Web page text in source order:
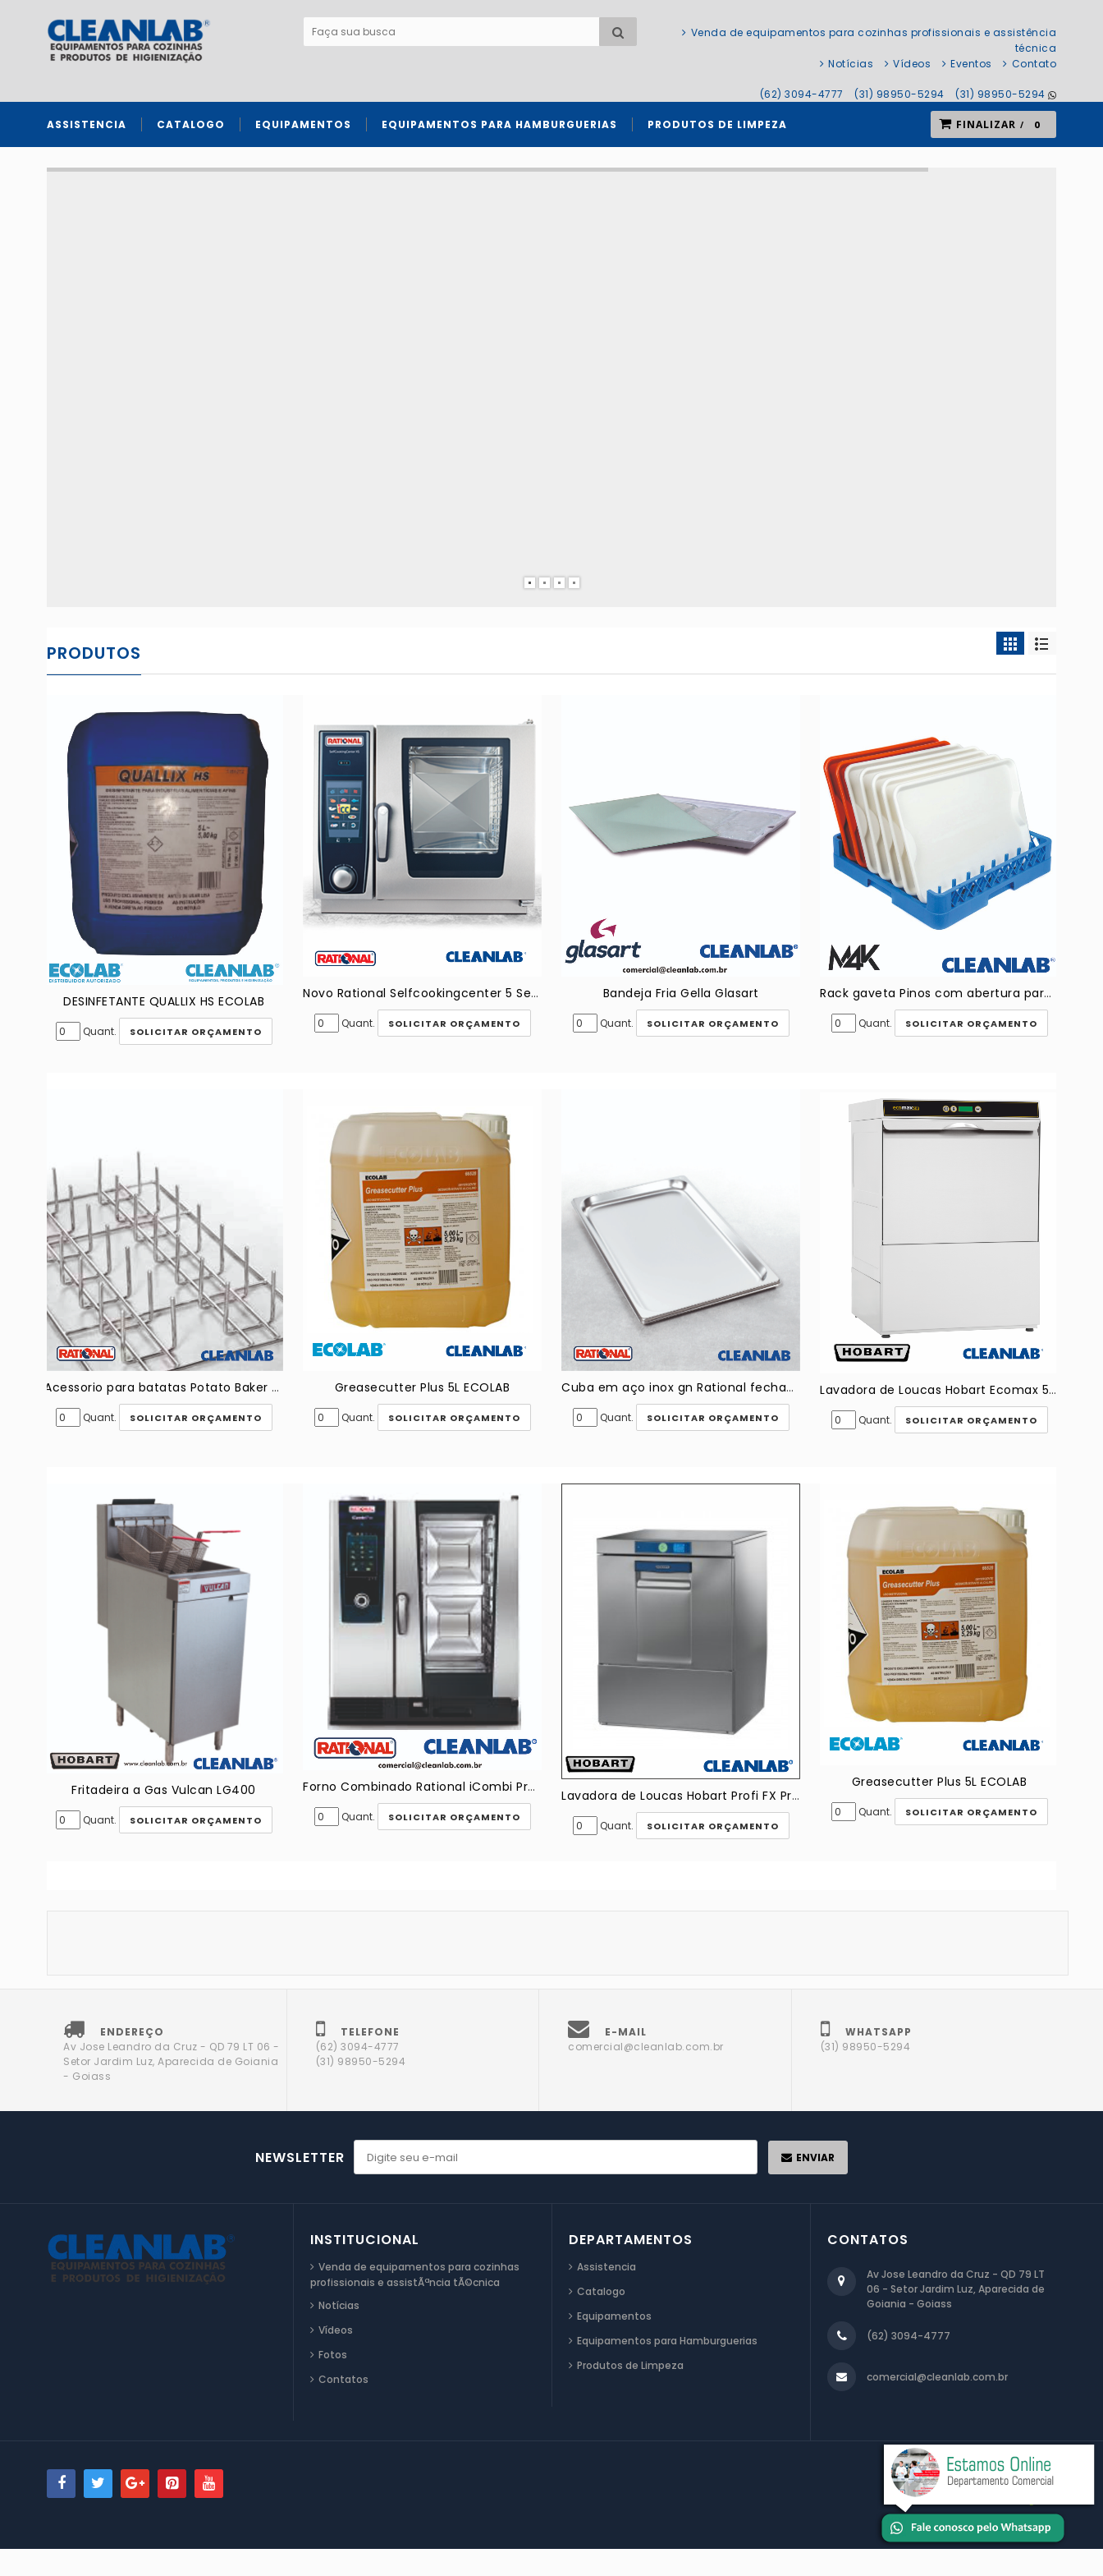
Venda de equipamentos para cozinhas profissionais e assistência
técnica
Notícias
Vídeos Eventos Contato
(62) 3094-4777 (31) 98950-5294 (31) 98950-5294
ASSISTENCIA CATALOGO EQUIPAMENTOS EQUIPAMENTOS PARA HAMBURGUERIAS PRODUTOS DE LIMPEZA FINALIZAR 0
PRODUTOS
DESINFETANTE QUALLIX HS ECOLAB
Quant. SOLICITAR ORÇAMENTO
Novo Rational Selfcookingcenter 5 Senses xs
Quant. SOLICITAR ORÇAMENTO
Bandeja Fria Gella Glasart
Quant. SOLICITAR ORÇAMENTO
Rack gaveta Pinos com abertura para bandejas Lateral M4K STD
Quant. SOLICITAR ORÇAMENTO
Acessorio para batatas Potato Baker Rational
Quant. SOLICITAR ORÇAMENTO
Greasecutter Plus 5L ECOLAB
Quant. SOLICITAR ORÇAMENTO
Cuba em aço inox gn Rational fechadas ou perfuradas
Quant. SOLICITAR ORÇAMENTO
Lavadora de Loucas Hobart Ecomax 503
Quant. SOLICITAR ORÇAMENTO
Fritadeira a Gas Vulcan LG400
Quant. SOLICITAR ORÇAMENTO
Forno Combinado Rational iCombi Pro 10 gns
Quant. SOLICITAR ORÇAMENTO
Lavadora de Loucas Hobart Profi FX Premium
Quant. SOLICITAR ORÇAMENTO
Greasecutter Plus 5L ECOLAB
Quant. SOLICITAR ORÇAMENTO
ENDEREÇO
Av Jose Leandro da Cruz - QD 79 LT 06 -
Setor Jardim Luz, Aparecida de Goiania
- Goiass
TELEFONE
(62) 3094-4777
(31) 98950-5294
E-MAIL
comercial@cleanlab.com.br
WHATSAPP
(31) 98950-5294
NEWSLETTER ENVIAR
INSTITUCIONAL
Venda de equipamentos para cozinhas
profissionais e assistÃªncia tÃ©cnica
Notícias
Vídeos
Fotos
Contatos
DEPARTAMENTOS
Assistencia
Catalogo
Equipamentos
Equipamentos para Hamburguerias
Produtos de Limpeza
CONTATOS
Av Jose Leandro da Cruz - QD 79 LT
06 - Setor Jardim Luz, Aparecida de
Goiania - Goiass
(62) 3094-4777
comercial@cleanlab.com.br
Desenvolvimento de Sites